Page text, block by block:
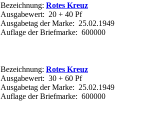
Bezeichnung: Rotes Kreuz
Ausgabewert: 20 + 40 Pf
Ausgabetag der Marke: 25.02.1949
Auflage der Briefmarke: 600000
Bezeichnung: Rotes Kreuz
Ausgabewert: 30 + 60 Pf
Ausgabetag der Marke: 25.02.1949
Auflage der Briefmarke: 600000